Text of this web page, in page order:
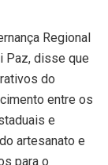
Regional
Paz, disse que
do
entre os
e
artesanato e
para o